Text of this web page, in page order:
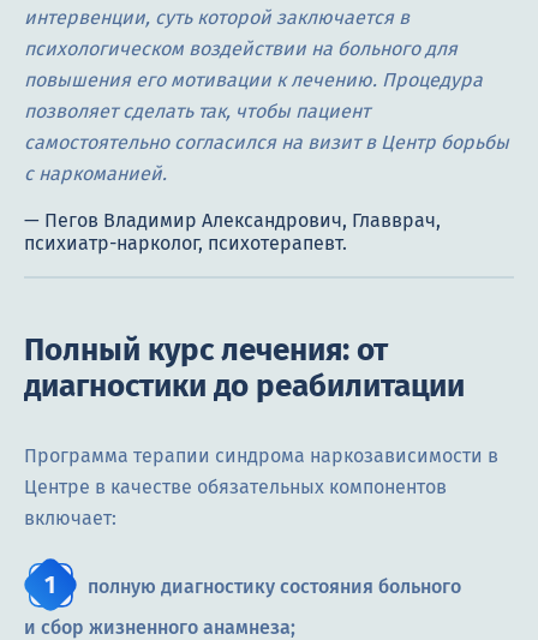
интервенции, суть которой заключается в
психологическом воздействии на больного для
повышения его мотивации к лечению. Процедура
позволяет сделать так, чтобы пациент
самостоятельно согласился на визит в Центр борьбы
с наркоманией.
Полный курс лечения: от
диагностики до реабилитации
Программа терапии синдрома наркозависимости в
Центре в качестве обязательных компонентов
включает:
полную диагностику состояния больного
и сбор жизненного анамнеза;